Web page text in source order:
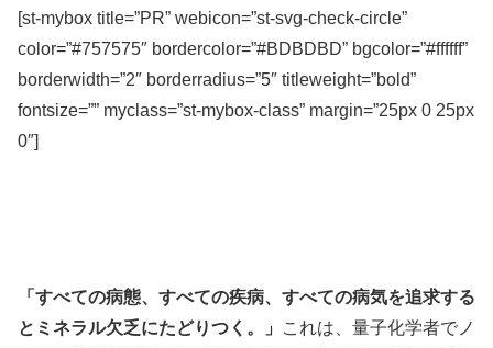
[st-mybox title=”PR” webicon=”st-svg-check-circle”
color=”#757575″ bordercolor=”#BDBDBD” bgcolor=”#ffffff”
borderwidth=”2″ borderradius=”5″ titleweight=”bold”
fontsize=”” myclass=”st-mybox-class” margin=”25px 0 25px
0″]
「すべての病態、すべての疾病、すべての病気を追求する
とミネラル欠乏にたどりつく。」
これは、量子化学者でノ